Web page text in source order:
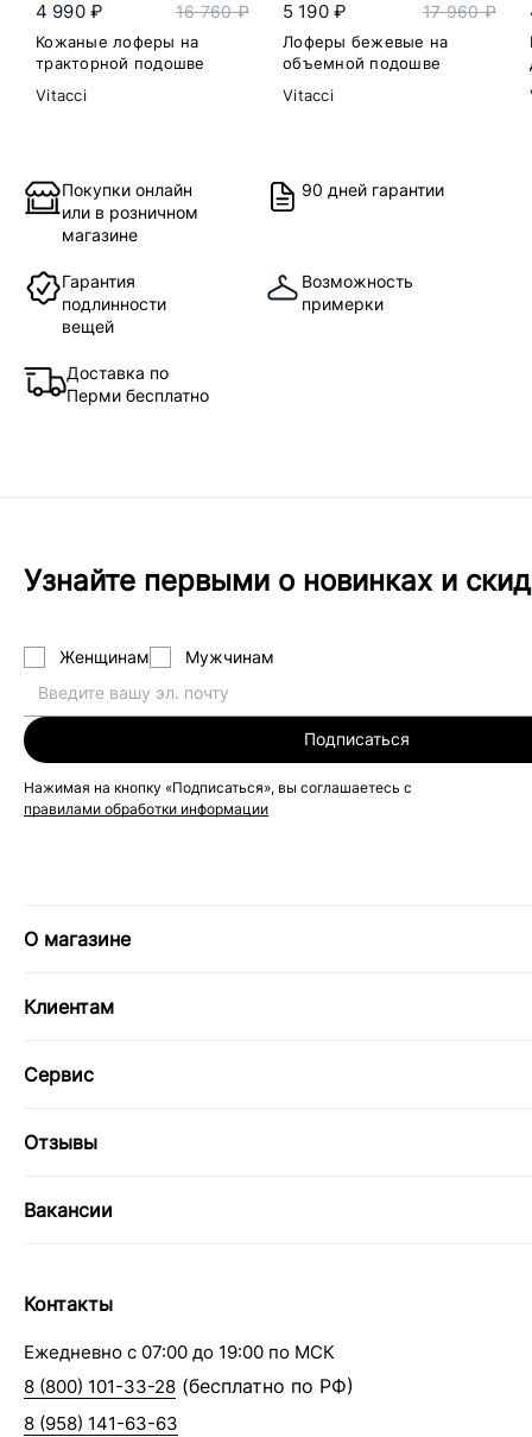
4 990 ₽ 16 760 ₽
Кожаные лоферы на
тракторной подошве
Vitacci
5 190 ₽ 17 960 ₽
Лоферы бежевые на
объемной подошве
Vitacci
Покупки онлайн
или в розничном
магазине
90 дней гарантии
Гарантия
подлинности
вещей
Возможность
примерки
Доставка по
Перми бесплатно
Узнайте первыми о новинках и
Женщинам Мужчинам
Подписаться
Нажимая на кнопку «Подписаться», вы соглашаетесь с
правилами обработки информации
О магазине
Клиентам
Сервис
Отзывы
Вакансии
Контакты
Ежедневно с 07:00 до 19:00 по МСК
8 (800) 101-33-28 (бесплатно по РФ)
8 (958) 141-63-63